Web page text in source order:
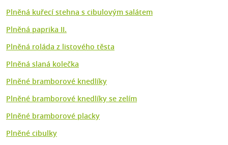
Plněná kuřecí stehna s cibulovým salátem
Plněná paprika II.
Plněná roláda z listového těsta
Plněná slaná kolečka
Plněné bramborové knedlíky
Plněné bramborové knedlíky se zelím
Plněné bramborové placky
Plněné cibulky